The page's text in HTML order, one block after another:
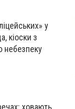
у
кіоски з
небезпеку
ховають